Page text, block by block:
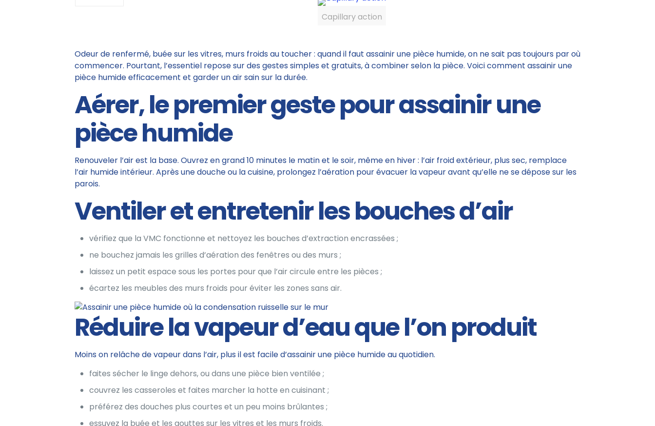
Capillary action
Odeur de renfermé, buée sur les vitres, murs froids au toucher : quand il faut assainir une pièce humide, on ne sait pas toujours par où
commencer. Pourtant, l’essentiel repose sur des gestes simples et gratuits, à combiner selon la pièce. Voici comment assainir une
pièce humide efficacement et garder un air sain sur la durée.
Aérer, le premier geste pour assainir une
pièce humide
Renouveler l’air est la base. Ouvrez en grand 10 minutes le matin et le soir, même en hiver : l’air froid extérieur, plus sec, remplace
l’air humide intérieur. Après une douche ou la cuisine, prolongez l’aération pour évacuer la vapeur avant qu’elle ne se dépose sur les
parois.
Ventiler et entretenir les bouches d’air
vérifiez que la VMC fonctionne et nettoyez les bouches d’extraction encrassées ;
ne bouchez jamais les grilles d’aération des fenêtres ou des murs ;
laissez un petit espace sous les portes pour que l’air circule entre les pièces ;
écartez les meubles des murs froids pour éviter les zones sans air.
Réduire la vapeur d’eau que l’on produit
Moins on relâche de vapeur dans l’air, plus il est facile d’assainir une pièce humide au quotidien.
faites sécher le linge dehors, ou dans une pièce bien ventilée ;
couvrez les casseroles et faites marcher la hotte en cuisinant ;
préférez des douches plus courtes et un peu moins brûlantes ;
essuyez la buée et les gouttes sur les vitres et les murs froids.